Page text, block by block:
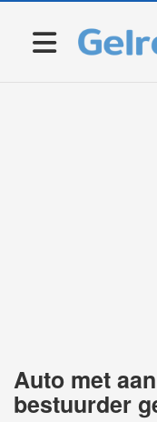
Auto met
bestuurder